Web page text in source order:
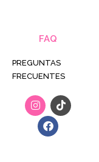
FAQ
PREGUNTAS
FRECUENTES
I
n
s
t
T
i
k
F
a
c
e
b